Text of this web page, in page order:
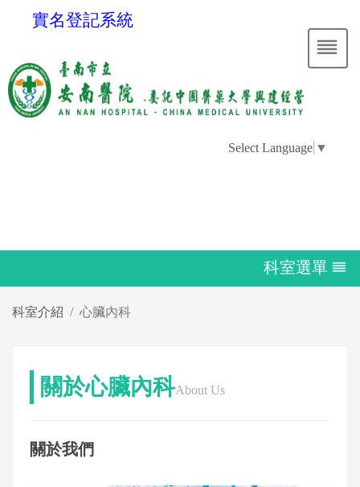
實名登記系統
Select Language ▼
科室選單
科室介紹 心臟內科
關於心臟內科About Us
關於我們